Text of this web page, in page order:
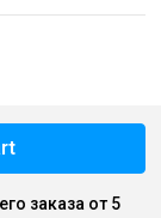
заказа от 5